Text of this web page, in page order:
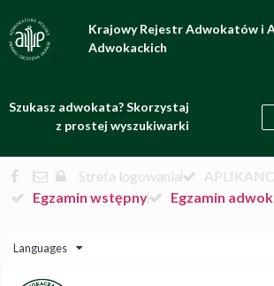
Krajowy Rejestr Adwokatów i
Adwokackich
Szukasz adwokata? Skorzystaj
z prostej wyszukiwarki
Strefa logowania
Egzamin wstępny
Egzamin
Languages